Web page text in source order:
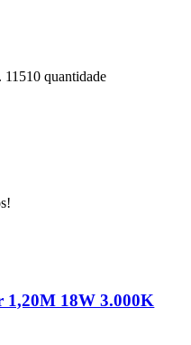
quantidade
18W 3.000K